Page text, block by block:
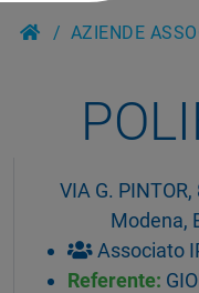
AZIENDE
VIA G. PINTOR,
Modena,
Associato
Referente: